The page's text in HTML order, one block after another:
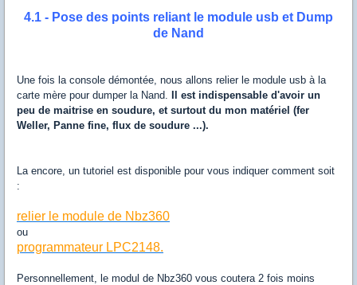
4.1 - Pose des points reliant le module usb et Dump
de Nand
Une fois la console démontée, nous allons relier le module usb à la
carte mère pour dumper la Nand.
Il est indispensable d'avoir un
peu de maitrise en soudure, et surtout du mon matériel (fer
Weller, Panne fine, flux de soudure ...).
La encore, un tutoriel est disponible pour vous indiquer comment soit
:
relier le module de Nbz360
ou
programmateur LPC2148.
Personnellement, le modul de Nbz360 vous coutera 2 fois moins